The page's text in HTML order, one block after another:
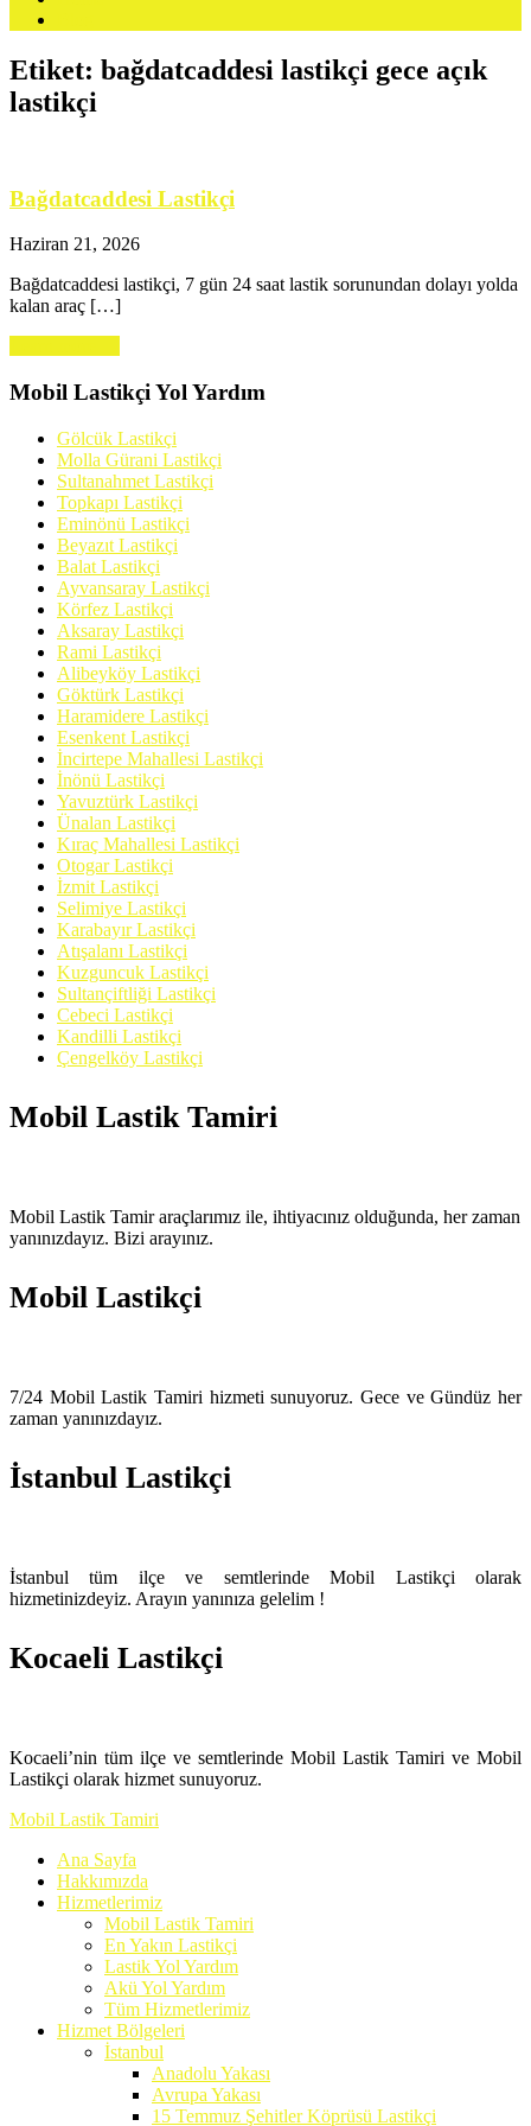
Etiket: bağdatcaddesi lastikçi gece açık
lastikçi
Bağdatcaddesi Lastikçi
Haziran 21, 2026
Bağdatcaddesi lastikçi, 7 gün 24 saat lastik sorunundan dolayı yolda
kalan araç […]
Mobil Lastikçi Yol Yardım
Gölcük Lastikçi
Molla Gürani Lastikçi
Sultanahmet Lastikçi
Topkapı Lastikçi
Eminönü Lastikçi
Beyazıt Lastikçi
Balat Lastikçi
Ayvansaray Lastikçi
Körfez Lastikçi
Aksaray Lastikçi
Rami Lastikçi
Alibeyköy Lastikçi
Göktürk Lastikçi
Haramidere Lastikçi
Esenkent Lastikçi
İncirtepe Mahallesi Lastikçi
İnönü Lastikçi
Yavuztürk Lastikçi
Ünalan Lastikçi
Kıraç Mahallesi Lastikçi
Otogar Lastikçi
İzmit Lastikçi
Selimiye Lastikçi
Karabayır Lastikçi
Atışalanı Lastikçi
Kuzguncuk Lastikçi
Sultançiftliği Lastikçi
Cebeci Lastikçi
Kandilli Lastikçi
Çengelköy Lastikçi
Mobil Lastik Tamiri
Mobil Lastik Tamir araçlarımız ile, ihtiyacınız olduğunda, her zaman
yanınızdayız. Bizi arayınız.
Mobil Lastikçi
7/24 Mobil Lastik Tamiri hizmeti sunuyoruz. Gece ve Gündüz her
zaman yanınızdayız.
İstanbul Lastikçi
İstanbul tüm ilçe ve semtlerinde Mobil Lastikçi olarak
hizmetinizdeyiz. Arayın yanınıza gelelim !
Kocaeli Lastikçi
Kocaeli’nin tüm ilçe ve semtlerinde Mobil Lastik Tamiri ve Mobil
Lastikçi olarak hizmet sunuyoruz.
Mobil Lastik Tamiri
Ana Sayfa
Hakkımızda
Hizmetlerimiz
Mobil Lastik Tamiri
En Yakın Lastikçi
Lastik Yol Yardım
Akü Yol Yardım
Tüm Hizmetlerimiz
Hizmet Bölgeleri
İstanbul
Anadolu Yakası
Avrupa Yakası
15 Temmuz Şehitler Köprüsü Lastikçi